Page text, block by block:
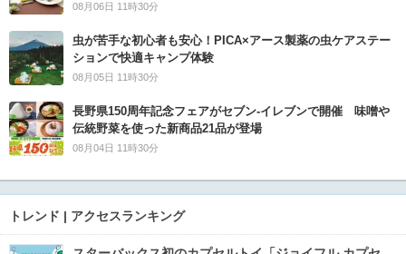
08月06日 11時30分
虫が苦手な初心者も安心！PICA×アース製薬の虫ケアステー
ションで快適キャンプ体験
08月05日 11時30分
長野県150周年記念フェアがセブン-イレブンで開催 味噌や
伝統野菜を使った新商品21品が登場
08月04日 11時30分
トレンド | アクセスランキング